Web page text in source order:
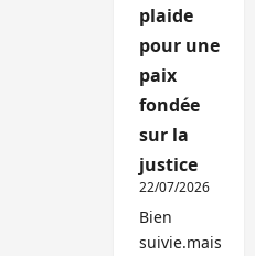
plaide
pour une
paix
fondée
sur la
justice
22/07/2026
Bien
suivie.mais